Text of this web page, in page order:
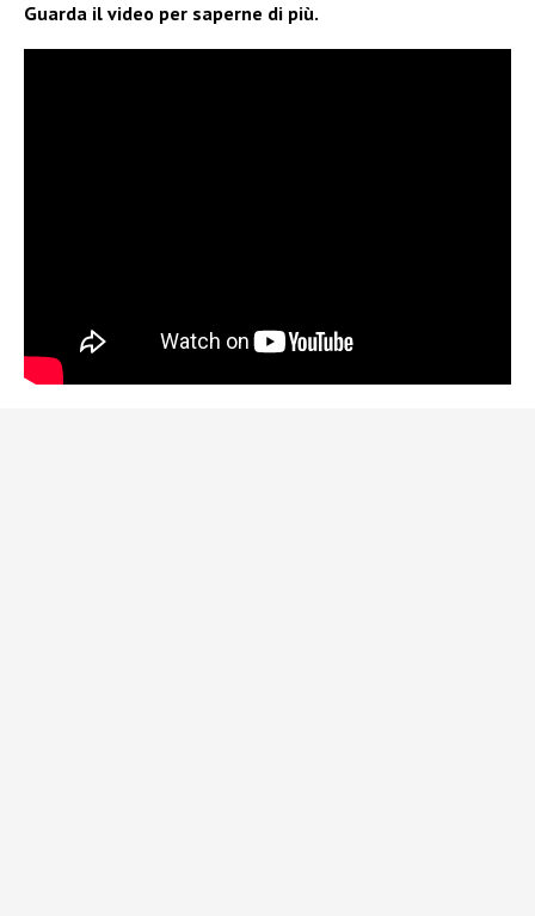
Guarda il video per saperne di più.